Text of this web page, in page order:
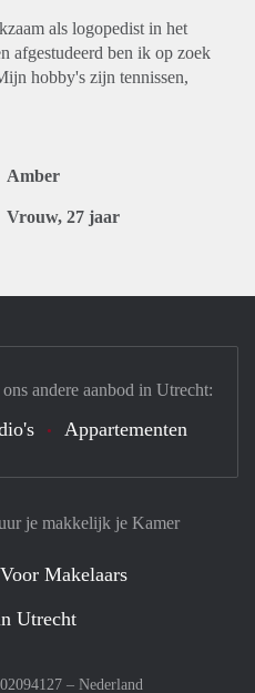
als logopedist in het
afgestudeerd ben ik op zoek
hobby's zijn tennissen,
Amber
Vrouw, 27 jaar
je makkelijk je Kamer
Voor Makelaars
Utrecht
– Nederland
andere aanbod in Utrecht:
Appartementen